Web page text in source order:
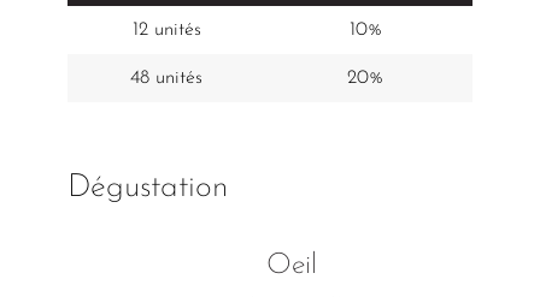
12 unités 10%
48 unités 20%
Dégustation
Oeil